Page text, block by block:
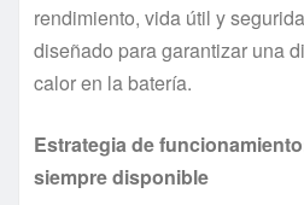
rendimiento, vida útil y
diseñado para garantizar una
calor en la batería.
Estrategia de
siempre disponible